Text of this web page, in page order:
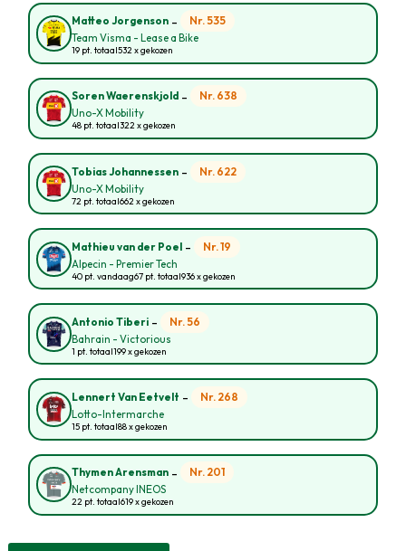
Matteo Jorgenson - Nr. 535
Team Visma - Lease a Bike
19 pt. totaal532 x gekozen
Soren Waerenskjold - Nr. 638
Uno-X Mobility
48 pt. totaal322 x gekozen
Tobias Johannessen - Nr. 622
Uno-X Mobility
72 pt. totaal662 x gekozen
Mathieu van der Poel - Nr. 19
Alpecin - Premier Tech
40 pt. vandaag67 pt. totaal936 x gekozen
Antonio Tiberi - Nr. 56
Bahrain - Victorious
1 pt. totaal199 x gekozen
Lennert Van Eetvelt - Nr. 268
Lotto-Intermarche
15 pt. totaal88 x gekozen
Thymen Arensman - Nr. 201
Netcompany INEOS
22 pt. totaal619 x gekozen